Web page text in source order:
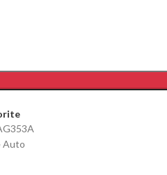
Auto